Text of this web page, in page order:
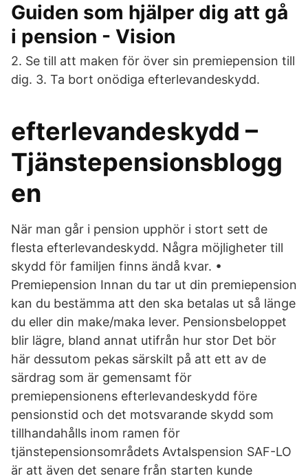
Guiden som hjälper dig att gå
i pension - Vision
2. Se till att maken för över sin premiepension till
dig. 3. Ta bort onödiga efterlevandeskydd.
efterlevandeskydd –
Tjänstepensionsblogg
en
När man går i pension upphör i stort sett de
flesta efterlevandeskydd. Några möjligheter till
skydd för familjen finns ändå kvar. •
Premiepension Innan du tar ut din premiepension
kan du bestämma att den ska betalas ut så länge
du eller din make/maka lever. Pensionsbeloppet
blir lägre, bland annat utifrån hur stor Det bör
här dessutom pekas särskilt på att ett av de
särdrag som är gemensamt för
premiepensionens efterlevandeskydd före
pensionstid och det motsvarande skydd som
tillhandahålls inom ramen för
tjänstepensionsområdets Avtalspension SAF-LO
är att även det senare från starten kunde